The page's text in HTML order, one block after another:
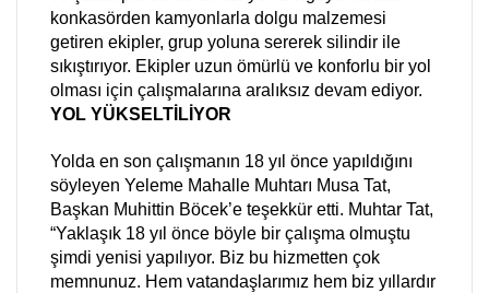
konkasörden kamyonlarla dolgu malzemesi
getiren ekipler, grup yoluna sererek silindir ile
sıkıştırıyor. Ekipler uzun ömürlü ve konforlu bir yol
olması için çalışmalarına aralıksız devam ediyor.
YOL YÜKSELTİLİYOR
Yolda en son çalışmanın 18 yıl önce yapıldığını
söyleyen Yeleme Mahalle Muhtarı Musa Tat,
Başkan Muhittin Böcek’e teşekkür etti. Muhtar Tat,
“Yaklaşık 18 yıl önce böyle bir çalışma olmuştu
şimdi yenisi yapılıyor. Biz bu hizmetten çok
memnunuz. Hem vatandaşlarımız hem biz yıllardır